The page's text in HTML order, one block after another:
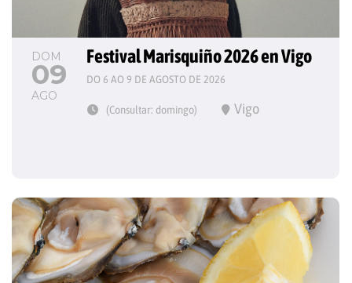
DOM
09
AGO
Festival Marisquiño 2026 en Vigo
DO 6 AO 9 DE AGOSTO DE 2026
(Consultar: domingo) Vigo